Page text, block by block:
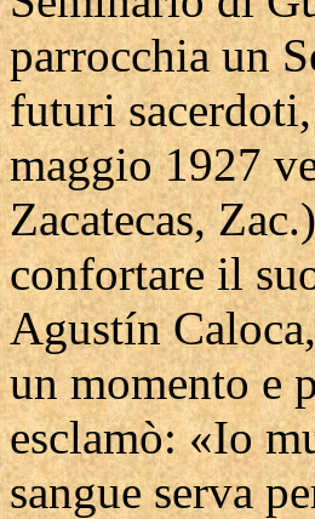
parrocchia un
futuri
maggio 1927
Zacatecas,
confortare il
Agustín
un momento e
esclamò: «Io
sangue serva